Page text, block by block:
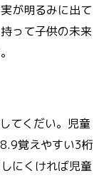
が明るみに出て
って子供の未来
てくだい。児童
覚えやすい3桁
にくければ児童